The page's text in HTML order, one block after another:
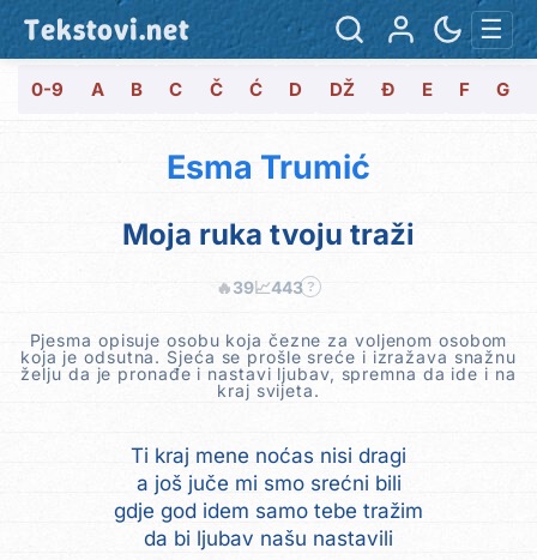
Tekstovi.net ☰
0-9 A B C Č Ć D DŽ Đ E F G
Esma Trumić
Moja ruka tvoju traži
🔥39📈443 ?
Pjesma opisuje osobu koja čezne za voljenom osobom
koja je odsutna. Sjeća se prošle sreće i izražava snažnu
želju da je pronađe i nastavi ljubav, spremna da ide i na
kraj svijeta.
Ti kraj mene noćas nisi dragi
a još juče mi smo srećni bili
gdje god idem samo tebe tražim
da bi ljubav našu nastavili